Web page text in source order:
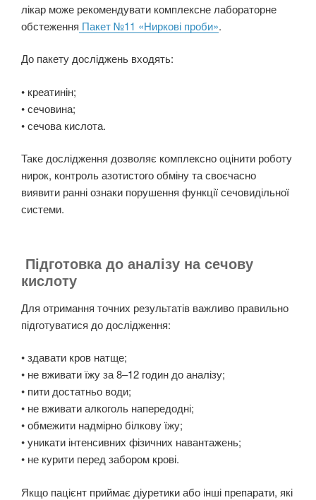
лікар може рекомендувати комплексне лабораторне
обстеження Пакет №11 «Ниркові проби».
До пакету досліджень входять:
• креатинін;
• сечовина;
• сечова кислота.
Таке дослідження дозволяє комплексно оцінити роботу
нирок, контроль азотистого обміну та своєчасно
виявити ранні ознаки порушення функції сечовидільної
системи.
Підготовка до аналізу на сечову
кислоту
Для отримання точних результатів важливо правильно
підготуватися до дослідження:
• здавати кров натще;
• не вживати їжу за 8–12 годин до аналізу;
• пити достатньо води;
• не вживати алкоголь напередодні;
• обмежити надмірно білкову їжу;
• уникати інтенсивних фізичних навантажень;
• не курити перед забором крові.
Якщо пацієнт приймає діуретики або інші препарати, які